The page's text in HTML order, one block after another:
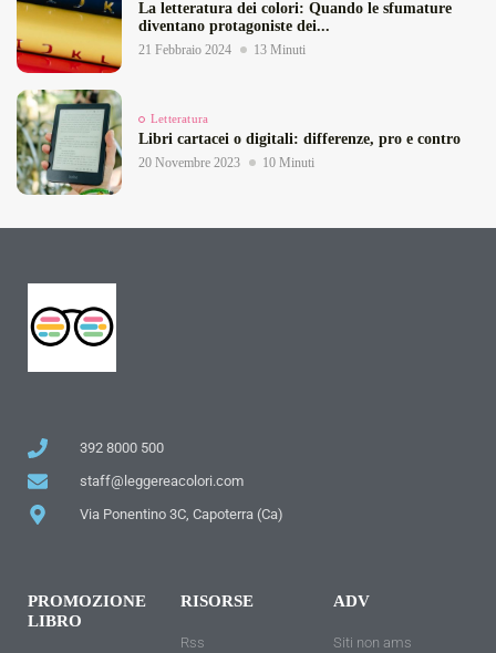
La letteratura dei colori: Quando le sfumature
diventano protagoniste dei...
21 Febbraio 2024 13 Minuti
Letteratura
Libri cartacei o digitali: differenze, pro e contro
20 Novembre 2023 10 Minuti
392 8000 500
staff@leggereacolori.com
Via Ponentino 3C, Capoterra (Ca)
PROMOZIONE
LIBRO
RISORSE
Rss
ADV
Siti non ams